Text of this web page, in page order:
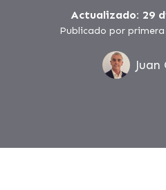
Actualizado: 29
Publicado por
Juan